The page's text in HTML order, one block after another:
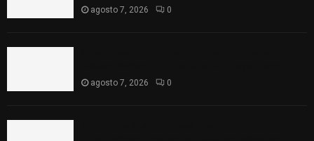
agosto 7, 2026 0
agosto 7, 2026 0